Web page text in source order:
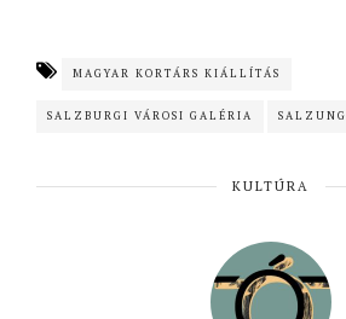
b
s
t
l
MAGYAR KORTÁRS KIÁLLÍTÁS
SALZBURGI VÁROSI GALÉRIA SALZUNG
KULTÚRA